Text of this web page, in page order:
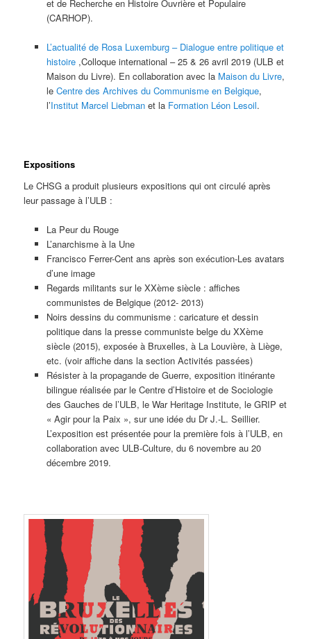
et de Recherche en Histoire Ouvrière et Populaire
(CARHOP).
L’actualité de Rosa Luxemburg – Dialogue entre politique et
histoire ,Colloque international – 25 & 26 avril 2019 (ULB et
Maison du Livre). En collaboration avec la Maison du Livre,
le Centre des Archives du Communisme en Belgique,
l’Institut Marcel Liebmanet la Formation Léon Lesoil.
Expositions
Le CHSG a produit plusieurs expositions qui ont circulé après
leur passage à l’ULB :
La Peur du Rouge
L’anarchisme à la Une
Francisco Ferrer-Cent ans après son exécution-Les avatars
d’une image
Regards militants sur le XXème siècle : affiches
communistes de Belgique (2012- 2013)
Noirs dessins du communisme : caricature et dessin
politique dans la presse communiste belge du XXème
siècle (2015), exposée à Bruxelles, à La Louvière, à Liège,
etc. (voir affiche dans la section Activités passées)
Résister à la propagande de Guerre, exposition itinérante
bilingue réalisée par le Centre d’Histoire et de Sociologie
des Gauches de l’ULB, le War Heritage Institute, le GRIP et
« Agir pour la Paix », sur une idée du Dr J.-L. Seillier.
L’exposition est présentée pour la première fois à l’ULB, en
collaboration avec ULB-Culture, du 6 novembre au 20
décembre 2019.